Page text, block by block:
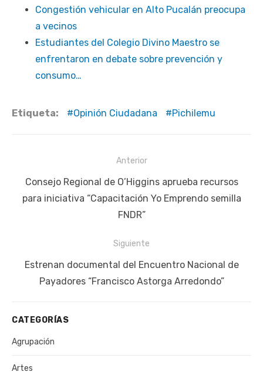
Congestión vehicular en Alto Pucalán preocupa
a vecinos
Estudiantes del Colegio Divino Maestro se
enfrentaron en debate sobre prevención y
consumo…
Etiqueta: Opinión Ciudadana Pichilemu
de
entradas
Anterior
Publicación
anterior:
Consejo Regional de O’Higgins aprueba recursos
para iniciativa “Capacitación Yo Emprendo semilla
FNDR”
Siguiente
Siguiente
publicación:
Estrenan documental del Encuentro Nacional de
Payadores “Francisco Astorga Arredondo”
CATEGORÍAS
Agrupación
Artes